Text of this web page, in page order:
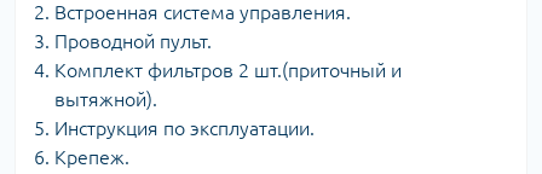
Встроенная система управления.
Проводной пульт.
Комплект фильтров 2 шт.(приточный и
вытяжной).
Инструкция по эксплуатации.
Крепеж.